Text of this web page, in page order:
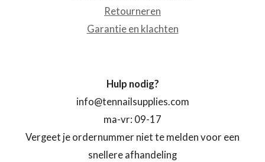
Retourneren
Garantie en klachten
Hulp nodig?
info@tennailsupplies.com
ma-vr: 09-17
Vergeet je ordernummer niet te melden voor een
snellere afhandeling